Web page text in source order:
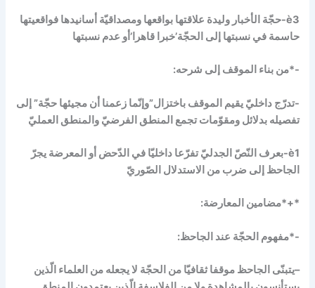
è3-حجّة الأخبار وليدة علاقتها بواقعها ومصداقيّة أسانيدها فواقعيتها
حاسمة في نسبتها إلى الحجّة’خبرا قاهرا’أو عدم نسبتها
-*من بناء الموقف إلى شرحه:
-تدرّج داخليّ يقيم الموقف باختزال”وإنّما زعمنا أن مجيئها حجّة” إلى
تفصيله بدلائل ومقوّمات تجمع المنطق الفرضيّ والمنطق العمليّ
è1-بعرف النّصّ الجدليّ تفرّعا داخليّا في الدّحض أو المعرضة يجرّ
الجاحظ إلى ضرب من الاستدلال الصّوريّ
*+*مضامين المعارضة:
-*مفهوم الحجّة عند الجاحظ:
–يتبنّى الجاحظ موقفا ثقافيّا من الحجّة لا يجعله من العلماء الّذين